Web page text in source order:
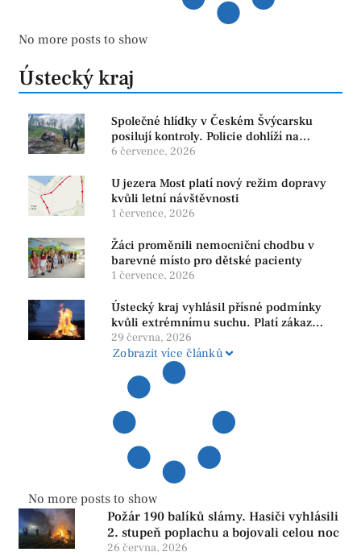
No more posts to show
Ústecký kraj
Společné hlídky v Českém Švýcarsku
posilují kontroly. Policie dohlíží na
bezpečnost i ochranu přírody
6 července, 2026
U jezera Most platí nový režim dopravy
kvůli letní návštěvnosti
1 července, 2026
Žáci proměnili nemocniční chodbu v
barevné místo pro dětské pacienty
1 července, 2026
Ústecký kraj vyhlásil přísné podmínky
kvůli extrémnímu suchu. Platí zákaz
ohňů i pyrotechniky
29 června, 2026
Zobrazit více článků
No more posts to show
Požár 190 balíků slámy. Hasiči vyhlásili
2. stupeň poplachu a bojovali celou noc
26 června, 2026